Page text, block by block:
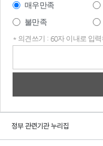
매우만족
불만족
* 의견쓰기 : 60자 이내로 입
정부 관련기관 누리집